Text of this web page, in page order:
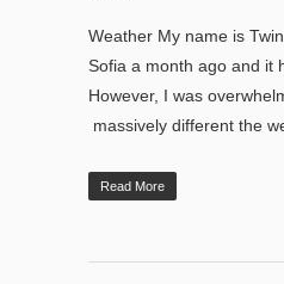
Weather My name is
Sofia a month ago and it
However, I was
massively different the
Read More